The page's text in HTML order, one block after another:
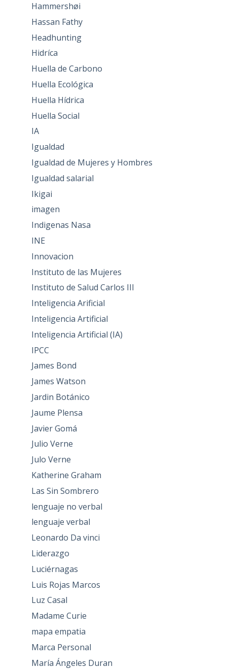
Hammershøi
Hassan Fathy
Headhunting
Hidríca
Huella de Carbono
Huella Ecológica
Huella Hídrica
Huella Social
IA
Igualdad
Igualdad de Mujeres y Hombres
Igualdad salarial
Ikigai
imagen
Indigenas Nasa
INE
Innovacion
Instituto de las Mujeres
Instituto de Salud Carlos III
Inteligencia Arificial
Inteligencia Artificial
Inteligencia Artificial (IA)
IPCC
James Bond
James Watson
Jardin Botánico
Jaume Plensa
Javier Gomá
Julio Verne
Julo Verne
Katherine Graham
Las Sin Sombrero
lenguaje no verbal
lenguaje verbal
Leonardo Da vinci
Liderazgo
Luciérnagas
Luis Rojas Marcos
Luz Casal
Madame Curie
mapa empatia
Marca Personal
María Ángeles Duran